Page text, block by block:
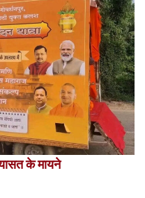
के मायने